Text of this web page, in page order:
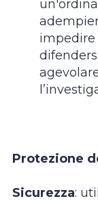
impedire
Protezione
Sicurezza: